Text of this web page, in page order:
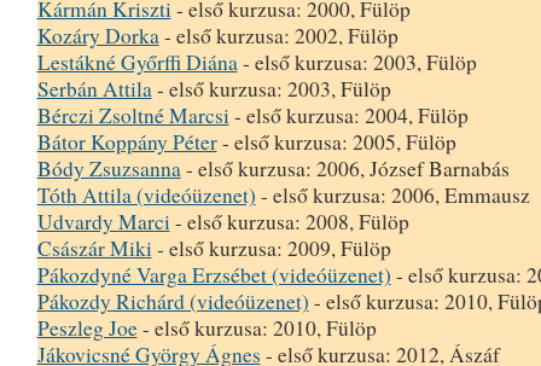
Kármán Kriszti- első kurzusa: 2000, Fülöp
Kozáry Dorka- első kurzusa: 2002, Fülöp
Lestákné Győrffi Diána- első kurzusa: 2003, Fülöp
Serbán Attila- első kurzusa: 2003, Fülöp
Bérczi Zsoltné Marcsi- első kurzusa: 2004, Fülöp
Bátor Koppány Péter- első kurzusa: 2005, Fülöp
Bódy Zsuzsanna- első kurzusa: 2006, József Barnabás
Tóth Attila (videóüzenet) - első kurzusa: 2006, Emmausz
Udvardy Marci- első kurzusa: 2008, Fülöp
Császár Miki- első kurzusa: 2009, Fülöp
Pákozdyné Varga Erzsébet (videóüzenet) - első kurzusa:
Pákozdy Richárd (videóüzenet) - első kurzusa: 2010,
Peszleg Joe- első kurzusa: 2010, Fülöp
Jákovicsné György Ágnes - első kurzusa: 2012, Ászáf